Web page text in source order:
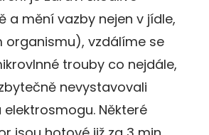
a mění vazby nejen v jídle,
organismu), vzdálíme se
trouby co nejdále,
nevystavovali
Některé